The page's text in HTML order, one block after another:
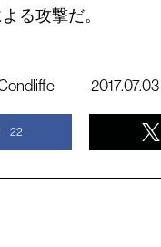
る攻撃だ。
2017.07.03
22